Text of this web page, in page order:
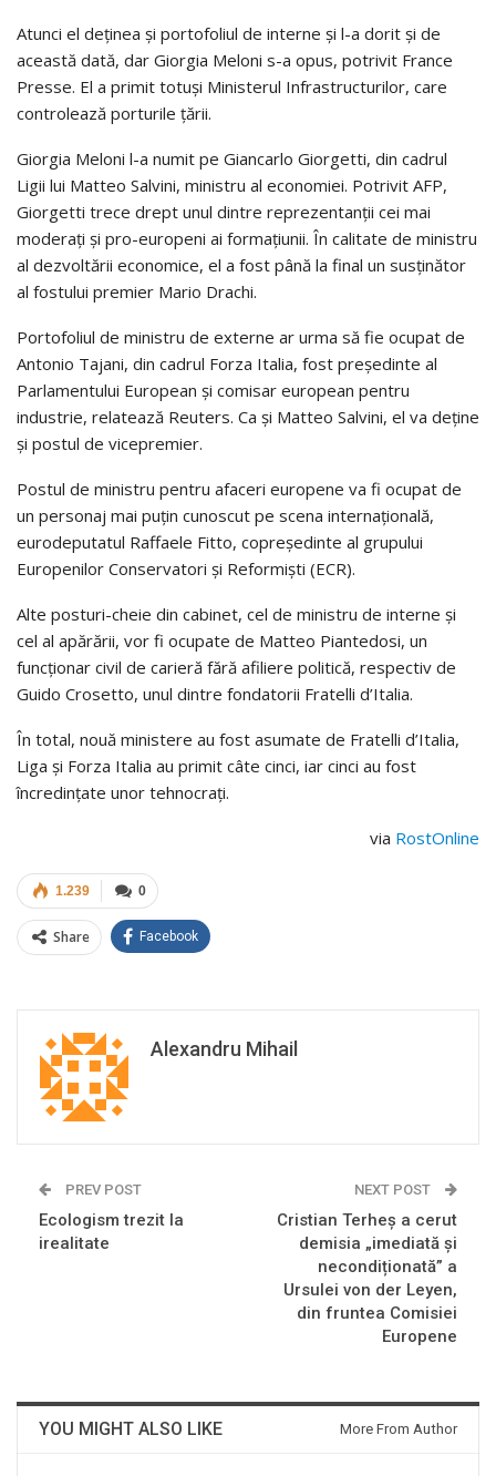
Atunci el deţinea şi portofoliul de interne şi l-a dorit şi de
această dată, dar Giorgia Meloni s-a opus, potrivit France
Presse. El a primit totuşi Ministerul Infrastructurilor, care
controlează porturile ţării.
Giorgia Meloni l-a numit pe Giancarlo Giorgetti, din cadrul
Ligii lui Matteo Salvini, ministru al economiei. Potrivit AFP,
Giorgetti trece drept unul dintre reprezentanţii cei mai
moderaţi şi pro-europeni ai formaţiunii. În calitate de ministru
al dezvoltării economice, el a fost până la final un susţinător
al fostului premier Mario Drachi.
Portofoliul de ministru de externe ar urma să fie ocupat de
Antonio Tajani, din cadrul Forza Italia, fost preşedinte al
Parlamentului European şi comisar european pentru
industrie, relatează Reuters. Ca şi Matteo Salvini, el va deţine
şi postul de vicepremier.
Postul de ministru pentru afaceri europene va fi ocupat de
un personaj mai puţin cunoscut pe scena internaţională,
eurodeputatul Raffaele Fitto, copreşedinte al grupului
Europenilor Conservatori şi Reformişti (ECR).
Alte posturi-cheie din cabinet, cel de ministru de interne şi
cel al apărării, vor fi ocupate de Matteo Piantedosi, un
funcţionar civil de carieră fără afiliere politică, respectiv de
Guido Crosetto, unul dintre fondatorii Fratelli d’Italia.
În total, nouă ministere au fost asumate de Fratelli d’Italia,
Liga şi Forza Italia au primit câte cinci, iar cinci au fost
încredinţate unor tehnocraţi.
via RostOnline
0
1.239
Share Facebook
Alexandru Mihail
PREV POST
Ecologism trezit la
irealitate
NEXT POST
Cristian Terheș a cerut
demisia „imediată și
necondiționată” a
Ursulei von der Leyen,
din fruntea Comisiei
Europene
YOU MIGHT ALSO LIKE More From Author